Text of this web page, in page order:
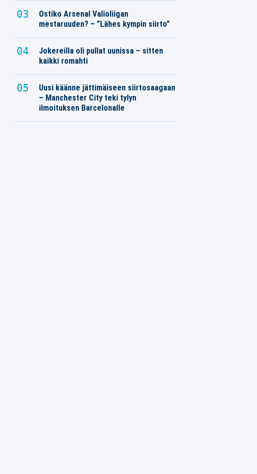
Ostiko Arsenal Valioliigan
mestaruuden? – ”Lähes kympin siirto”
Jokereilla oli pullat uunissa – sitten
kaikki romahti
Uusi käänne jättimäiseen siirtosaagaan
– Manchester City teki tylyn
ilmoituksen Barcelonalle